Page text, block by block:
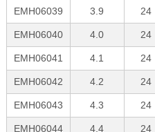
EMH06039 3.9 24
EMH06040 4.0 24
EMH06041 4.1 24
EMH06042 4.2 24
EMH06043 4.3 24
EMH06044 4.4 24